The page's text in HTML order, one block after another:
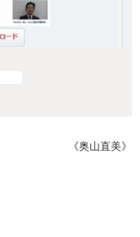
《奥山直美》